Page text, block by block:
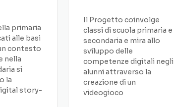
primaria
alle basi
contesto
nella
si
la
story-
Il Progetto coinvolge
classi di scuola primaria e
secondaria e mira allo
sviluppo delle
competenze digitali negli
alunni attraverso la
creazione di un
videogioco